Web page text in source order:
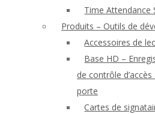
Time Attendance
Produits – Outils de
Accessoires de
Base HD –
de contrôle
porte
Cartes de